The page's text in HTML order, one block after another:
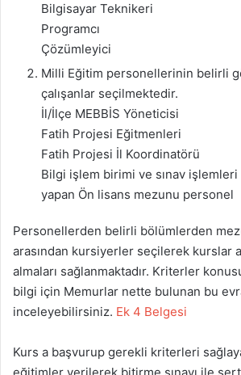
Bilgisayar Teknikeri
Programcı
Çözümleyici
Milli Eğitim personellerinin belirli
çalışanlar seçilmektedir.
İl/İlçe MEBBİS Yöneticisi
Fatih Projesi Eğitmenleri
Fatih Projesi İl Koordinatörü
Bilgi işlem birimi ve sınav
yapan Ön lisans mezunu personel
Personellerden belirli bölümlerden
arasından kursiyerler seçilerek kurslar
almaları sağlanmaktadır. Kriterler
bilgi için Memurlar nette bulunan bu
inceleyebilirsiniz. Ek 4 Belgesi
Kurs a başvurup gerekli kriterleri